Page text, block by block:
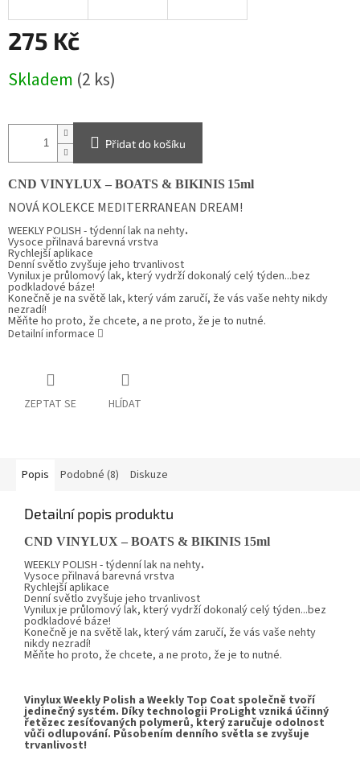
275 Kč
cena:
Skladem (2 ks)
Přidat do košíku
CND VINYLUX – BOATS & BIKINIS 15ml
NOVÁ KOLEKCE MEDITERRANEAN DREAM!
WEEKLY POLISH - týdenní lak na nehty.
Vysoce přilnavá barevná vrstva
Rychlejší aplikace
Denní světlo zvyšuje jeho trvanlivost
Vyniluxje průlomový lak, který vydrží dokonalý celý týden...bez
podkladové báze!
Konečně je na světě lak, který vám zaručí, že vás vaše nehty nikdy
nezradí!
Měňte ho proto, že chcete, a ne proto, že je to nutné.
Detailní informace
ZEPTAT SE HLÍDAT
Popis Podobné (8) Diskuze
Detailní popis produktu
CND VINYLUX – BOATS & BIKINIS 15ml
WEEKLY POLISH - týdenní lak na nehty.
Vysoce přilnavá barevná vrstva
Rychlejší aplikace
Denní světlo zvyšuje jeho trvanlivost
Vyniluxje průlomový lak, který vydrží dokonalý celý týden...bez
podkladové báze!
Konečně je na světě lak, který vám zaručí, že vás vaše nehty
nikdy nezradí!
Měňte ho proto, že chcete, a ne proto, že je to nutné.
Vinylux Weekly Polish a Weekly Top Coat společně tvoří
jedinečný systém. Díky technologii ProLight vzniká účinný
řetězec zesíťovaných polymerů, který zaručuje odolnost
vůči odlupování. Působením denního světla se zvyšuje
trvanlivost!